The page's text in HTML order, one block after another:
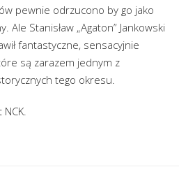
pewnie odrzucono by go jako
Stanisław „Agaton” Jankowski
fantastyczne, sensacyjnie
są zarazem jednym z
tego okresu.